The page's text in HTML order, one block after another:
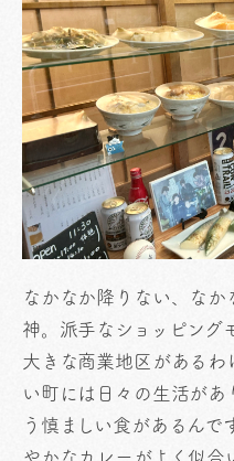
なかなか降りない、な
神。派手なショッピング
大きな商業地区があるわ
い町には日々の生活が
う慎ましい食があるんで
やかなカレーがよく似合